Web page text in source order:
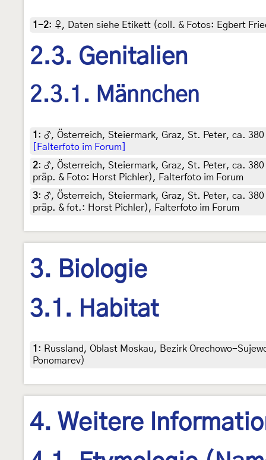
1-2: ♀, Daten siehe Etikett (coll. & Fotos: Egbert
2.3. Genitalien
2.3.1. Männchen
1 : ♂, Österreich, Steiermark, Graz, St. Peter, ca.
[Falterfoto im Forum]
2: ♂, Österreich, Steiermark, Graz, St. Peter, ca.
präp. & Foto: Horst Pichler), Falterfoto im Forum
3: ♂, Österreich, Steiermark, Graz, St. Peter, ca.
präp. & fot.: Horst Pichler), Falterfoto im Forum
3. Biologie
3.1. Habitat
1 : Russland, Oblast Moskau, Bezirk Orechowo-
Ponomarev)
4. Weitere